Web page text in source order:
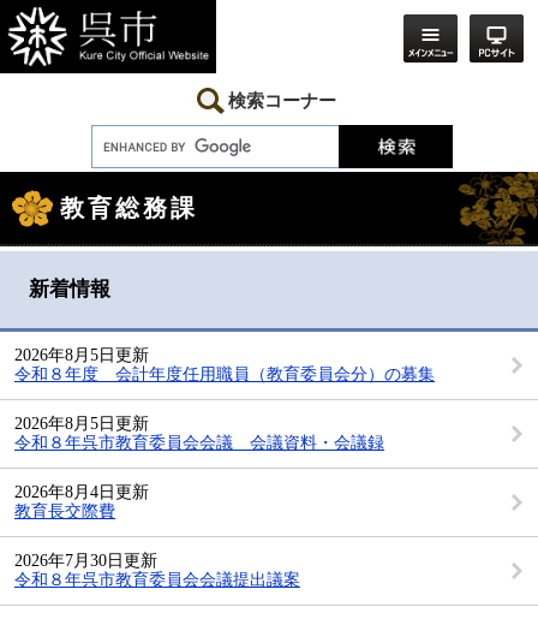
ー
ジ
の
ニ
ュ
ー
本
へ
検索コーナー
文
教育総務課
新着情報
2026年8月5日更新
令和８年度 会計年度任用職員（教育委員会分）の募集
2026年8月5日更新
令和８年呉市教育委員会会議 会議資料・会議録
2026年8月4日更新
教育長交際費
2026年7月30日更新
令和８年呉市教育委員会会議提出議案